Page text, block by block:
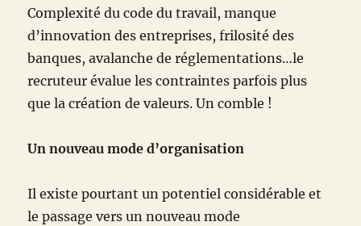
Complexité du code du travail, manque
d’innovation des entreprises, frilosité des
banques, avalanche de réglementations…le
recruteur évalue les contraintes parfois plus
que la création de valeurs. Un comble !
Un nouveau mode d’organisation
Il existe pourtant un potentiel considérable et
le passage vers un nouveau mode